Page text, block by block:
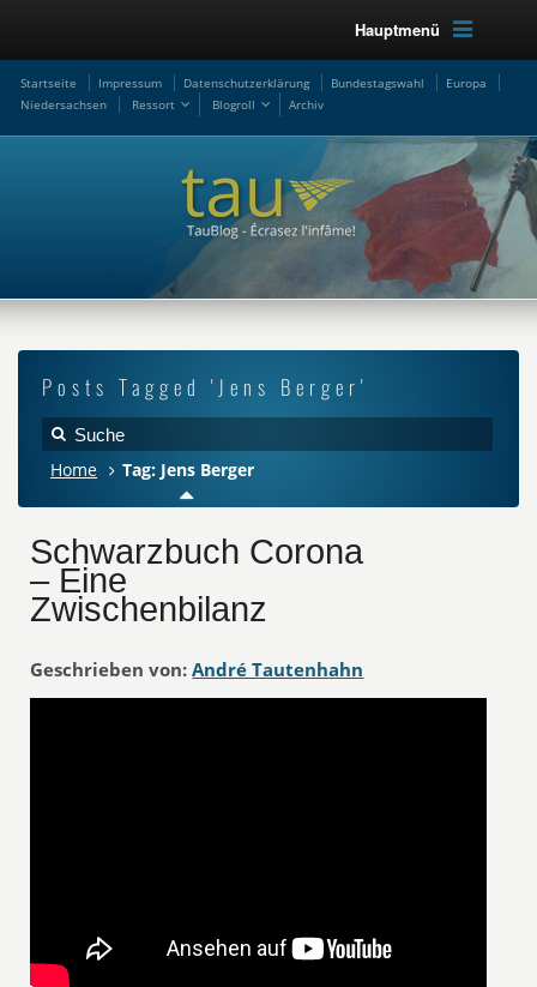
Hauptmenü
Startseite Impressum Datenschutzerklärung Bundestagswahl
Europa
Niedersachsen
Ressort Blogroll Archiv
Posts Tagged 'Jens Berger'
Home Tag: Jens Berger
Schwarzbuch Corona
– Eine
Zwischenbilanz
Geschrieben von: André Tautenhahn